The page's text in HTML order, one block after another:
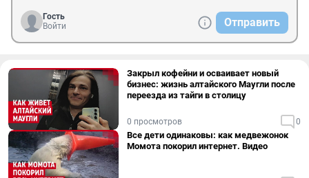
Гость
Войти
Отправить
Закрыл кофейни и осваивает новый
бизнес: жизнь алтайского Маугли после
переезда из тайги в столицу
0 просмотров 0
Все дети одинаковы: как медвежонок
Момота покорил интернет. Видео